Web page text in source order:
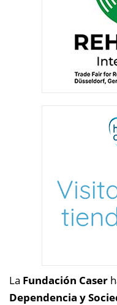
La Fundación Caser
Dependencia y